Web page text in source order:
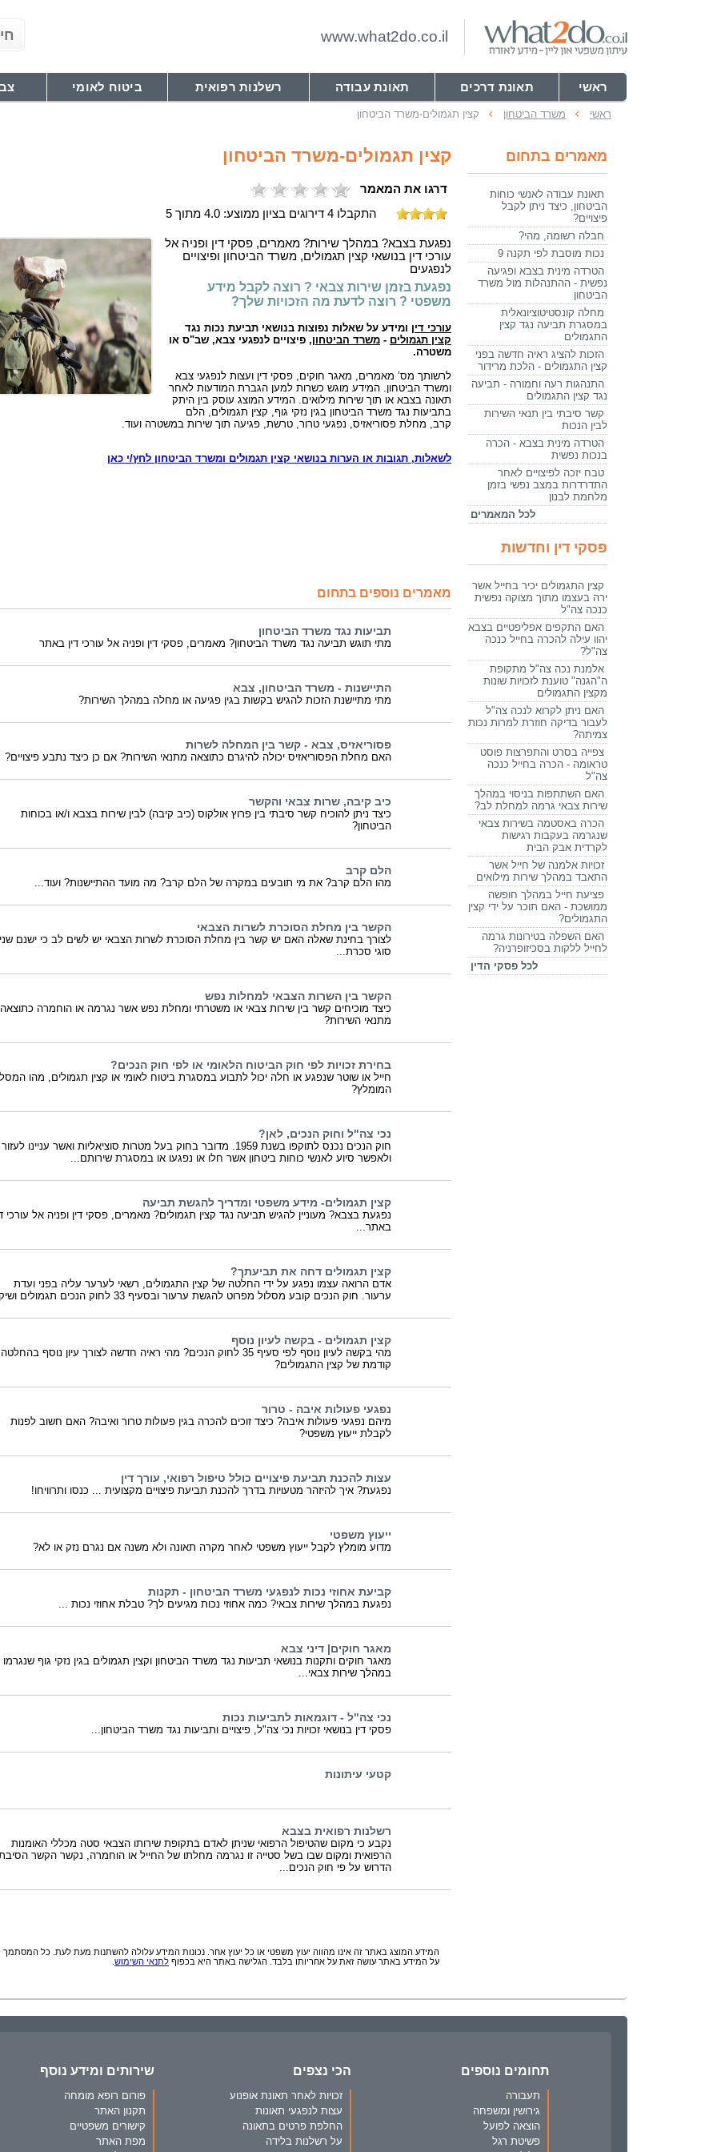
www.what2do.co.il
ראשי תאונת דרכים תאונת עבודה רשלנות רפואית ביטוח לאומי
ראשי משרד הביטחון קצין תגמולים-משרד הביטחון
קצין תגמולים-משרד הביטחון
דרגו את המאמר
התקבלו 4 דירוגים בציון ממוצע: 4.0 מתוך 5
נפגעת בצבא? במהלך שירות? מאמרים, פסקי דין ופניה אל
עורכי דין בנושאי קצין תגמולים, משרד הביטחון ופיצויים
לנפגעים
נפגעת בזמן שירות צבאי ? רוצה לקבל מידע
משפטי ? רוצה לדעת מה הזכויות שלך?
עורכי דין ומידע על שאלות נפוצות בנושאי תביעת נכות נגד
קצין תגמולים - משרד הביטחון, פיצויים לנפגעי צבא, שב"ס או
משטרה.
לרשותך מס’ מאמרים, מאגר חוקים, פסקי דין ועצות לנפגעי צבא
ומשרד הביטחון. המידע מוגש כשרות למען הגברת המודעות לאחר
תאונה בצבא או תוך שירות מילואים. המידע המוצג עוסק בין היתק
בתביעות נגד משרד הביטחון בגין נזקי גוף, קצין תגמולים, הלם
קרב, מחלת פסוריאזיס, נפגעי טרור, טרשת, פגיעה תוך שירות במשטרה ועוד.
לשאלות, תגובות או הערות בנושאי קצין תגמולים ומשרד הביטחון לחץ/י כאן
מאמרים נוספים בתחום
תביעות נגד משרד הביטחון
מתי תוגש תביעה נגד משרד הביטחון? מאמרים, פסקי דין ופניה אל עורכי דין באתר
התיישנות - משרד הביטחון, צבא
מתי מתיישנת הזכות להגיש בקשות בגין פגיעה או מחלה במהלך השירות?
פסוריאזיס, צבא - קשר בין המחלה לשרות
האם מחלת הפסוריאזיס יכולה להיגרם כתוצאה מתנאי השירות? אם כן כיצד נתבע פיצויים?
כיב קיבה, שרות צבאי והקשר
כיצד ניתן להוכיח קשר סיבתי בין פרוץ אולקוס (כיב קיבה) לבין שירות בצבא ו/או בכוחות
הביטחון?
הלם קרב
מהו הלם קרב? את מי תובעים במקרה של הלם קרב? מה מועד ההתיישנות? ועוד...
הקשר בין מחלת הסוכרת לשרות הצבאי
לצורך בחינת שאלה האם יש קשר בין מחלת הסוכרת לשרות הצבאי יש לשים לב כי ישנם שני
סוגי סכרת...
הקשר בין השרות הצבאי למחלות נפש
כיצד מוכיחים קשר בין שירות צבאי או משטרתי ומחלת נפש אשר נגרמה או הוחמרה כתוצאה
מתנאי השירות?
בחירת זכויות לפי חוק הביטוח הלאומי או לפי חוק הנכים?
חייל או שוטר שנפגע או חלה יכול לתבוע במסגרת ביטוח לאומי או קצין תגמולים, מהו
המומלץ?
נכי צה"ל וחוק הנכים, לאן?
חוק הנכים נכנס לתוקפו בשנת 1959. מדובר בחוק בעל מטרות סוציאליות ואשר עניינו לעזור
ולאפשר סיוע לאנשי כוחות ביטחון אשר חלו או נפגעו או במסגרת שירותם...
קצין תגמולים- מידע משפטי ומדריך להגשת תביעה
נפגעת בצבא? מעוניין להגיש תביעה נגד קצין תגמולים? מאמרים, פסקי דין ופניה אל עורכי
באתר...
קצין תגמולים דחה את תביעתך?
אדם הרואה עצמו נפגע על ידי החלטה של קצין התגמולים, רשאי לערער עליה בפני ועדת
ערעור. חוק הנכים קובע מסלול מפרוט להגשת ערעור ובסעיף 33 לחוק הנכים תגמולים ושיקום
קצין תגמולים - בקשה לעיון נוסף
מהי בקשה לעיון נוסף לפי סעיף 35 לחוק הנכים? מהי ראיה חדשה לצורך עיון נוסף בהחלטה
קודמת של קצין התגמולים?
נפגעי פעולות איבה - טרור
מיהם נפגעי פעולות איבה? כיצד זוכים להכרה בגין פעולות טרור ואיבה? האם חשוב לפנות
לקבלת ייעוץ משפטי?
עצות להכנת תביעת פיצויים כולל טיפול רפואי, עורך דין
נפגעת? איך להיזהר מטעויות בדרך להכנת תביעת פיצויים מקצועית ... כנסו ותרוויחו!
ייעוץ משפטי
מדוע מומלץ לקבל ייעוץ משפטי לאחר מקרה תאונה ולא משנה אם נגרם נזק או לא?
קביעת אחוזי נכות לנפגעי משרד הביטחון - תקנות
נפגעת במהלך שירות צבאי? כמה אחוזי נכות מגיעים לך? טבלת אחוזי נכות ...
מאגר חוקים| דיני צבא
מאגר חוקים ותקנות בנושאי תביעות נגד משרד הביטחון וקצין תגמולים בגין נזקי גוף שנגרמו
במהלך שירות צבאי...
נכי צה"ל - דוגמאות לתביעות נכות
פסקי דין בנושאי זכויות נכי צה"ל, פיצויים ותביעות נגד משרד הביטחון...
קטעי עיתונות
רשלנות רפואית בצבא
נקבע כי מקום שהטיפול הרפואי שניתן לאדם בתקופת שירותו הצבאי סטה מכללי האומנות
הרפואית ומקום שבו בשל סטייה זו נגרמה מחלתו של החייל או הוחמרה, נקשר הקשר
הדרוש על פי חוק הנכים...
המידע המוצג באתר זה אינו מהווה יעוץ משפטי או כל יעוץ אחר. נכונות המידע עלולה להשתנות מעת לעת. כל המסתמך
על המידע באתר עושה זאת על אחריותו בלבד. הגלישה באתר היא בכפוף לתנאי השימוש
מאמרים בתחום
תאונת עבודה לאנשי כוחות
הביטחון, כיצד ניתן לקבל
פיצויים?
חבלה רשומה, מהי?
נכות מוסבת לפי תקנה 9
הטרדה מינית בצבא ופגיעה
נפשית - ההתנהלות מול משרד
הביטחון
מחלה קונסטיטוציונאלית
במסגרת תביעה נגד קצין
התגמולים
הזכות להציג ראיה חדשה בפני
קצין התגמולים - הלכת מרידור
התנהגות רעה וחמורה - תביעה
נגד קצין התגמולים
קשר סיבתי בין תנאי השירות
לבין הנכות
הטרדה מינית בצבא - הכרה
בנכות נפשית
טבח יזכה לפיצויים לאחר
התדרדרות במצב נפשי בזמן
מלחמת לבנון
לכל המאמרים
פסקי דין וחדשות
קצין התגמולים יכיר בחייל אשר
ירה בעצמו מתוך מצוקה נפשית
כנכה צה"ל
האם התקפים אפליפטיים בצבא
יהוו עילה להכרה בחייל כנכה
צה"ל?
אלמנת נכה צה"ל מתקופת
ה"הגנה" טוענת לזכויות שונות
מקצין התגמולים
האם ניתן לקרוא לנכה צה"ל
לעבור בדיקה חוזרת למרות נכות
צמיתה?
צפייה בסרט והתפרצות פוסט
טראומה - הכרה בחייל כנכה
צה"ל
האם השתתפות בניסוי במהלך
שירות צבאי גרמה למחלת לב?
הכרה באסטמה בשירות צבאי
שנגרמה בעקבות רגישות
לקרדית אבק הבית
זכויות אלמנה של חייל אשר
התאבד במהלך שירות מילואים
פציעת חייל במהלך חופשה
ממושכת - האם תוכר על ידי קצין
התגמולים?
האם השפלה בטירונות גרמה
לחייל ללקות בסכיזופרניה?
לכל פסקי הדין
תחומים נוספים
תעבורה
גירושין ומשפחה
הוצאה לפועל
פשיטת רגל
הכי נצפים
זכויות לאחר תאונת אופנוע
עצות לנפגעי תאונות
החלפת פרטים בתאונה
על רשלנות בלידה
שירותים ומידע נוסף
פורום רופא מומחה
תקנון האתר
קישורים משפטיים
מפת האתר